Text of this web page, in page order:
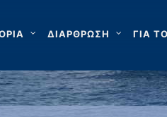
ΔΙΑΡΘΡΩΣΗ ΓΙΑ